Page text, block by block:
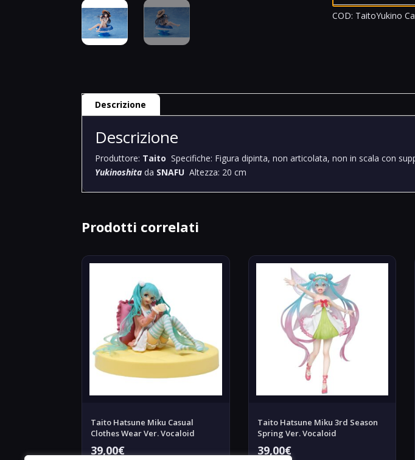
Comedy
SNAFU
COD: TaitoYukino
Descrizione
Descrizione
Produttore: Taito Specifiche: Figura dipinta, non articolata, non in scala con
Yukinoshita da SNAFU Altezza: 20 cm
Prodotti correlati
Taito Hatsune Miku Casual
Clothes Wear Ver. Vocaloid
39,00€
Taito Hatsune Miku 3rd Season
Spring Ver. Vocaloid
39,00€